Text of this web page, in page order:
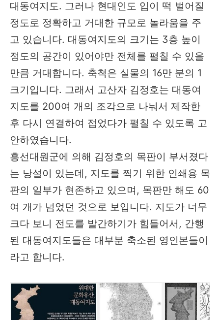
대동여지도. 그러나 현대인도 입이 떡 벌어질
정도로 정확하고 거대한 규모로 놀라움을 주
고 있습니다. 대동여지도의 크기는 3층 높이
정도의 공간이 있어야만 전체를 펼칠 수 있을
만큼 거대합니다. 축척은 실물의 16만 분의 1
크기입니다. 그래서 고산자 김정호는 대동여
지도를 200여 개의 조각으로 나눠서 제작한
후 다시 연결하여 접었다가 펼칠 수 있도록 고
안하였습니다.
흥선대원군에 의해 김정호의 목판이 부서졌다
는 낭설이 있는데, 지도를 찍기 위한 인쇄용 목
판의 일부가 현존하고 있으며, 목판만 해도 60
여 개가 넘었던 것으로 보입니다. 지도가 너무
크다 보니 전도를 발간하기가 힘들어서, 간행
된 대동여지도들은 대부분 축소된 영인본들이
라고 합니다.